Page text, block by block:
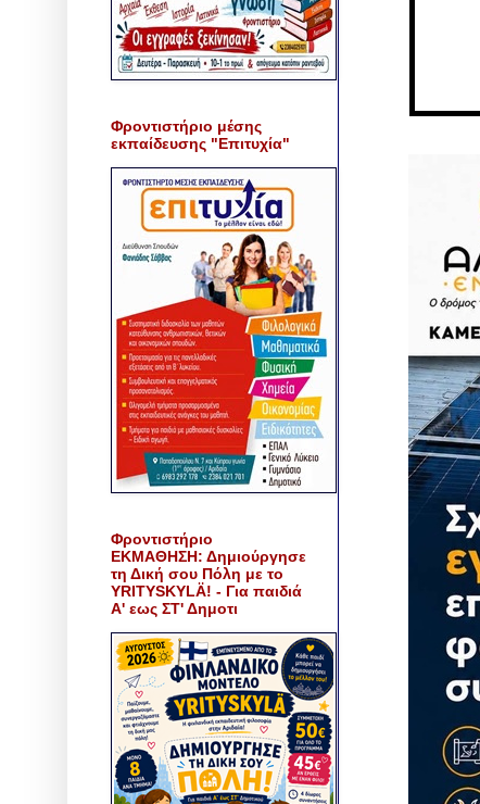
Φροντιστήριο μέσης
εκπαίδευσης "Επιτυχία"
Φροντιστήριο
ΕΚΜΑΘΗΣΗ: Δημιούργησε
τη Δική σου Πόλη με το
YRITYSKYLÄ! - Για παιδιά
Α' εως ΣΤ' Δημοτι